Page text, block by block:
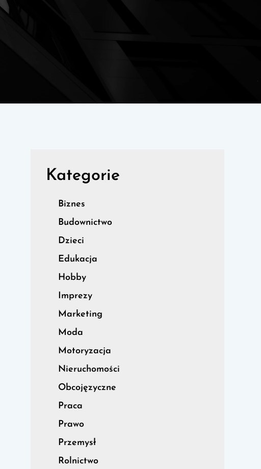
Kategorie
Biznes
Budownictwo
Dzieci
Edukacja
Hobby
Imprezy
Marketing
Moda
Motoryzacja
Nieruchomości
Obcojęzyczne
Praca
Prawo
Przemysł
Rolnictwo